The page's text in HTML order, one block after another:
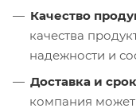
Качество
качества
надежности и
Доставка и
компания может